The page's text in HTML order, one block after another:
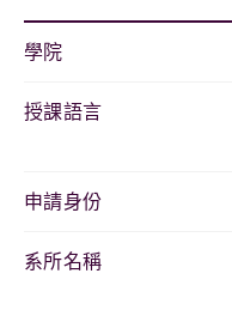
學院
授課語言
申請身份
系所名稱